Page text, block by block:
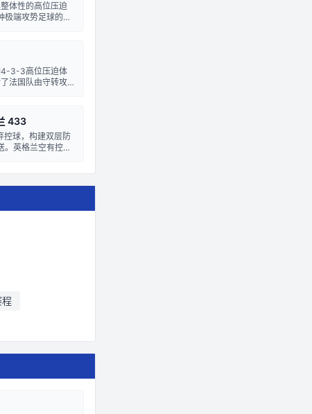
体性的高位压迫
极端攻势足球的正
4-3-3高位压迫体
法国队由守转攻
433
控球，构建双层防
英格兰空有控球
程